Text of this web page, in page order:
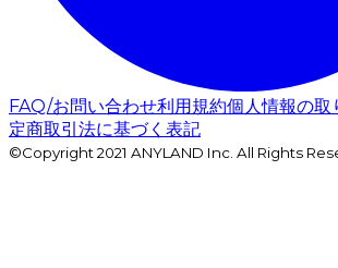
FAQ/お問い合わせ利用規約個人情報の取
定商取引法に基づく表記
©Copyright 2021 ANYLAND Inc. All Rights